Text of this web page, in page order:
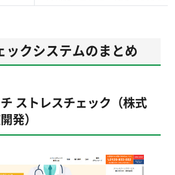
ックシステムのまとめ
ストレスチェック（株式
発）